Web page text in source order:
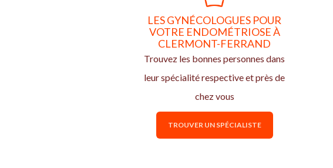
LES GYNÉCOLOGUES POUR
VOTRE ENDOMÉTRIOSE À
CLERMONT-FERRAND
Trouvez les bonnes personnes dans
leur spécialité respective et près de
chez vous
TROUVER UN SPÉCIALISTE